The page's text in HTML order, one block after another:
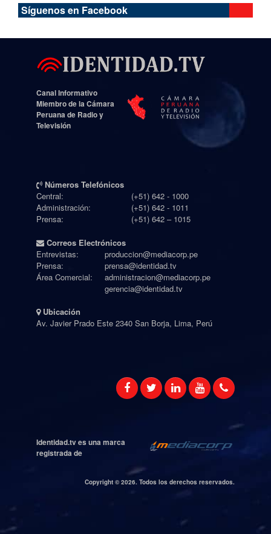
Síguenos en Facebook
Canal Informativo
Miembro de la Cámara
Peruana de Radio y
Televisión
Números Telefónicos
Central:
(+51) 642 - 1000
Administración:
(+51) 642 - 1011
Prensa:
(+51) 642 – 1015
Correos Electrónicos
Entrevistas:
produccion@mediacorp.pe
Prensa:
prensa@identidad.tv
Área Comercial:
administracion@mediacorp.pe
gerencia@identidad.tv
Ubicación
Av. Javier Prado Este 2340 San Borja, Lima, Perú
Identidad.tv es una marca
registrada de
Copyright © 2026. Todos los derechos reservados.